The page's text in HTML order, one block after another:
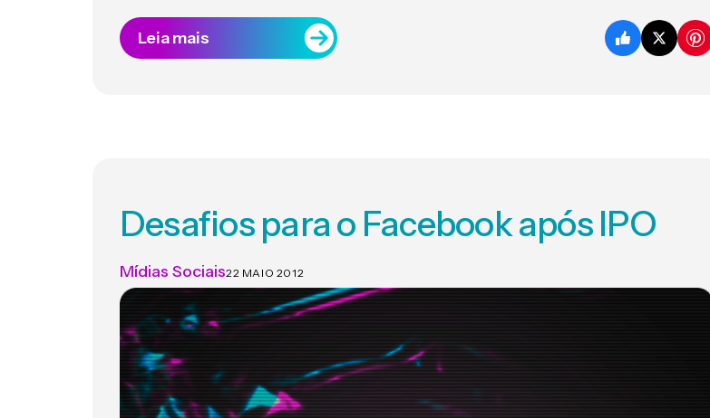
Leia mais
Desafios para o Facebook após IPO
Mídias Sociais22 MAIO 2012